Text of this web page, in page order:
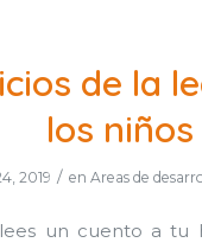
de la
los niños
2019 / enAreas de
un cuento a tu